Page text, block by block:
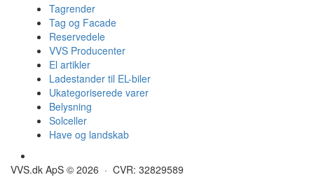
Tagrender
Tag og Facade
Reservedele
VVS Producenter
El artikler
Ladestander til EL-biler
Ukategoriserede varer
Belysning
Solceller
Have og landskab
VVS.dk ApS © 2026 · CVR: 32829589